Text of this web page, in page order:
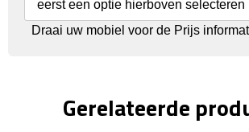
Reissetjes
Auto Accessoires
eerst een optie hierboven selecteren
Draai uw mobiel voor de Prijs
Gerelateerde